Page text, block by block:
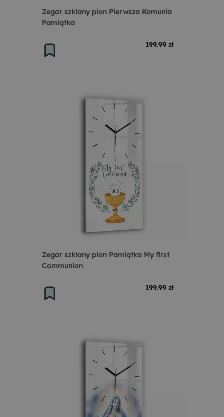
Zegar szklany pion Pierwsza Komunia
Pamiątka
199.99 zł
Zegar szklany pion Pamiątka My first
Communion
199.99 zł